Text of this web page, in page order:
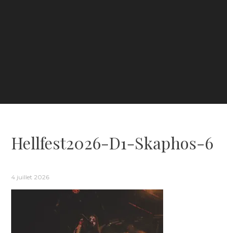
Hellfest2026-D1-Skaphos-6
4 juillet 2026